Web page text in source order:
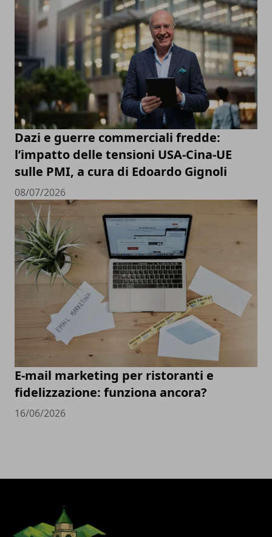
Dazi e guerre commerciali fredde:
l’impatto delle tensioni USA-Cina-UE
sulle PMI, a cura di Edoardo Gignoli
08/07/2026
E-mail marketing per ristoranti e
fidelizzazione: funziona ancora?
16/06/2026